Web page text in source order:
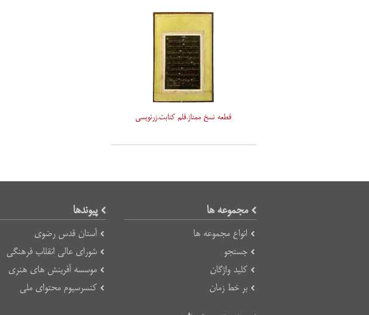
قطعه نسخ ممتاز.قلم کتابت.زرنویسی
مجموعه ها
انواع مجموعه ها
جستجو
کلید واژگان
بر خط زمان
پیوند‌ها
آستان قدس رضوی
شورای عالی انقلاب فرهنگی
موسسه آفرینش های هنری
کنسرسیوم محتوای ملی